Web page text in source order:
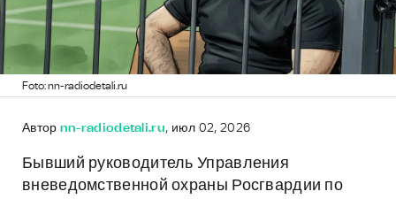
Foto: nn-radiodetali.ru
Автор nn-radiodetali.ru, июл 02, 2026
Бывший руководитель Управления
вневедомственной охраны Росгвардии по